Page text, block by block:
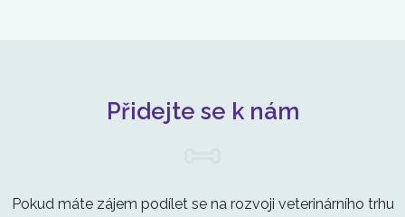
Přidejte se k nám
Pokud máte zájem podílet se na rozvoji veterinárního trhu